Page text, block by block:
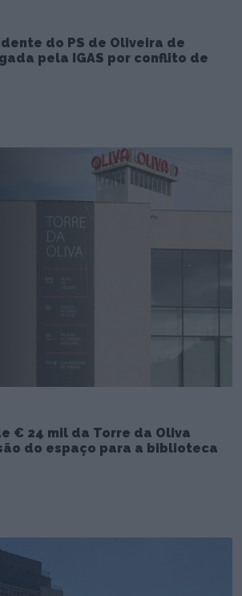
do PS de Oliveira de
pela IGAS por conflito de
€ 24 mil da Torre da Oliva
do espaço para a biblioteca